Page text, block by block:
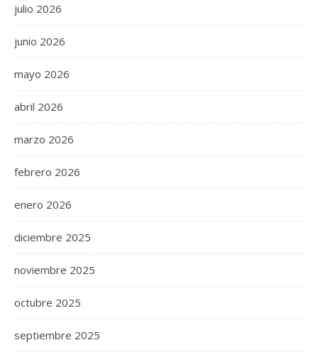
julio 2026
junio 2026
mayo 2026
abril 2026
marzo 2026
febrero 2026
enero 2026
diciembre 2025
noviembre 2025
octubre 2025
septiembre 2025